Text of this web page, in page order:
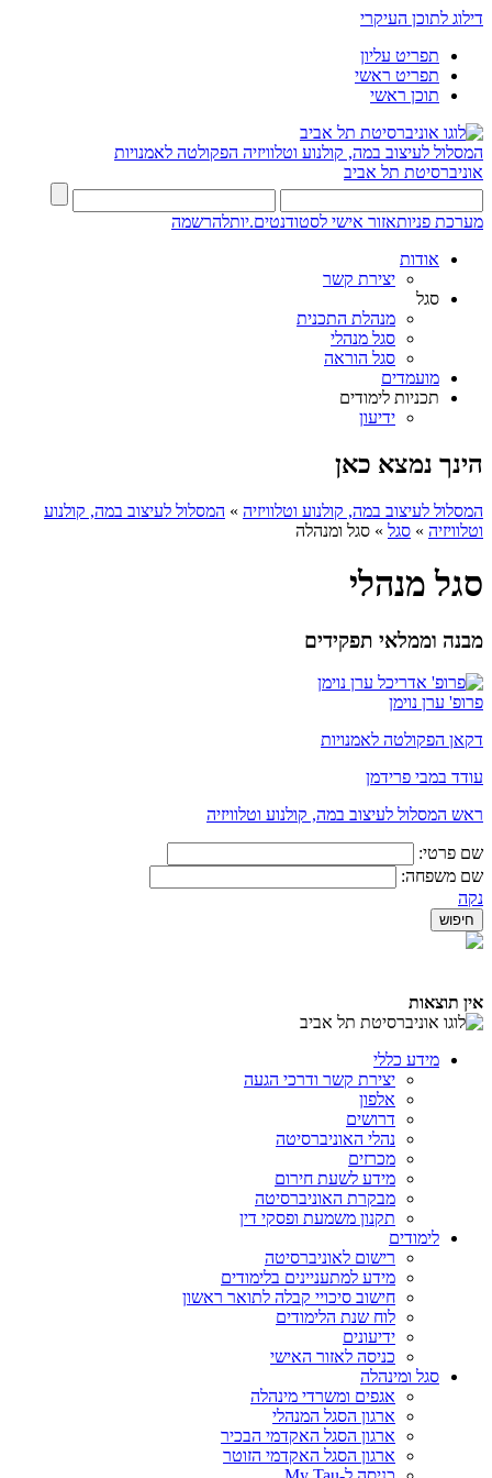
דילוג לתוכן העיקרי
תפריט עליון
תפריט ראשי
תוכן ראשי
המסלול לעיצוב במה, קולנוע וטלוויזיה הפקולטה לאמנויות
אוניברסיטת תל אביב
מערכת פניותאזור אישי לסטודנטים.יותלהרשמה
אודות
יצירת קשר
סגל
מנהלת התכנית
סגל מנהלי
סגל הוראה
מועמדים
תכניות לימודים
ידיעון
הינך נמצא כאן
המסלול לעיצוב במה, קולנוע וטלוויזיה » המסלול לעיצוב במה, קולנוע
וטלוויזיה » סגל » סגל ומנהלה
סגל מנהלי
מבנה וממלאי תפקידים
פרופ' ערן נוימן
דקאן הפקולטה לאמנויות
עודד במבי פרידמן
ראש המסלול לעיצוב במה, קולנוע וטלוויזיה
שם פרטי:
שם משפחה:
נקה
אין תוצאות
מידע כללי
יצירת קשר ודרכי הגעה
אלפון
דרושים
נהלי האוניברסיטה
מכרזים
מידע לשעת חירום
מבקרת האוניברסיטה
תקנון משמעת ופסקי דין
לימודים
רישום לאוניברסיטה
מידע למתעניינים בלימודים
חישוב סיכויי קבלה לתואר ראשון
לוח שנת הלימודים
ידיעונים
כניסה לאזור האישי
סגל ומינהלה
אגפים ומשרדי מינהלה
ארגון הסגל המנהלי
ארגון הסגל האקדמי הבכיר
ארגון הסגל האקדמי הזוטר